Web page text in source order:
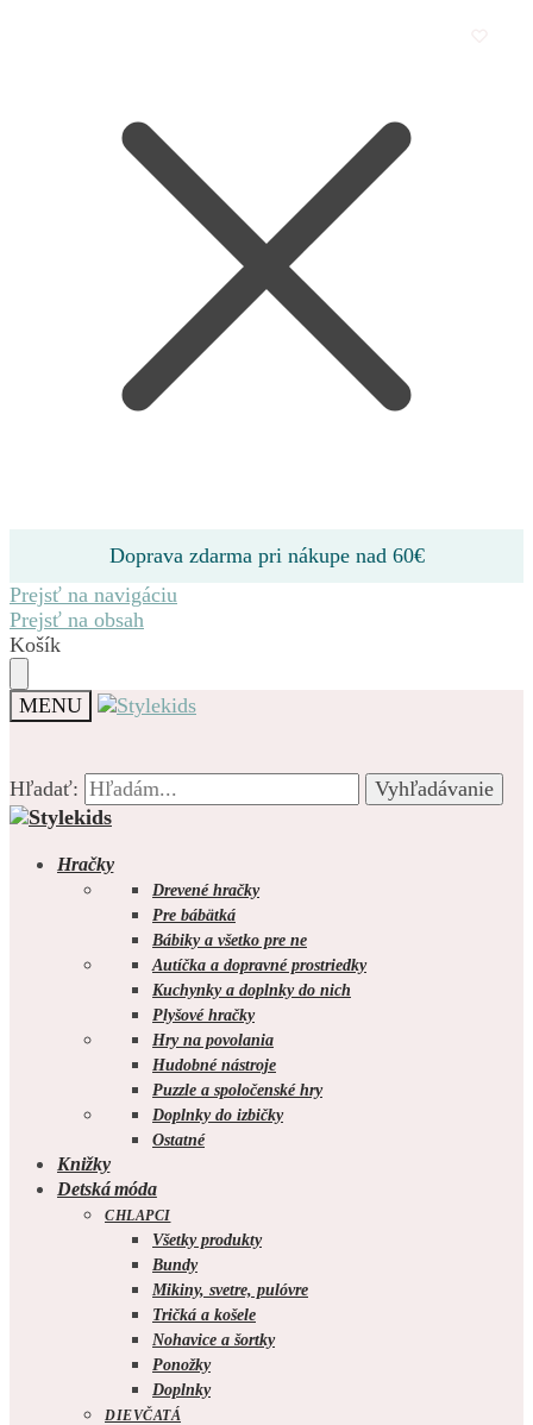
Prejsť na navigáciu
Prejsť na obsah
Košík
MENU
Hľadať: Vyhľadávanie
0.00
Hľadať: Vyhľadávanie
Hračky
Drevené hračky
Pre bábätká
Bábiky a všetko pre ne
Autíčka a dopravné prostriedky
Kuchynky a doplnky do nich
Plyšové hračky
Hry na povolania
Hudobné nástroje
Puzzle a spoločenské hry
Doplnky do izbičky
Ostatné
Knižky
Detská móda
CHLAPCI
Všetky produkty
Bundy
Mikiny, svetre, pulóvre
Tričká a košele
Nohavice a šortky
Ponožky
Doplnky
DIEVČATÁ
Doprava zdarma pri nákupe nad 60€